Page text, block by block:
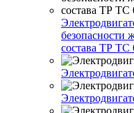
безопасности
состава ТР ТС